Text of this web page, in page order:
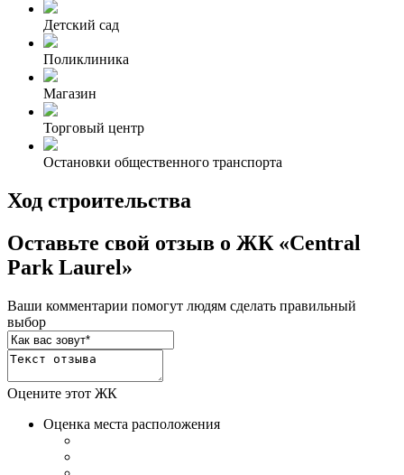
Детский сад
Поликлиника
Магазин
Торговый центр
Остановки общественного транспорта
Ход строительства
Оставьте свой отзыв о ЖК «Central
Park Laurel»
Ваши комментарии помогут людям сделать правильный
выбор
Оцените этот ЖК
Оценка места расположения